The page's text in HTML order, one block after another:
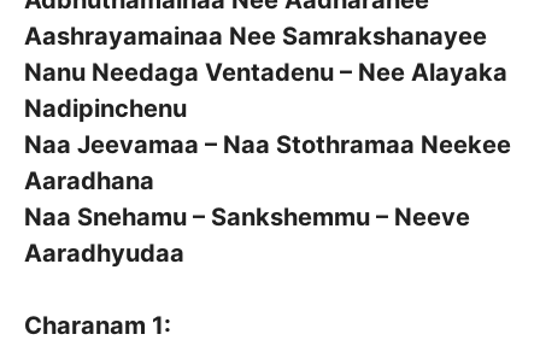
Aashrayamainaa Nee Samrakshanayee
Nanu Needaga Ventadenu – Nee Alayaka
Nadipinchenu
Naa Jeevamaa – Naa Stothramaa Neekee
Aaradhana
Naa Snehamu – Sankshemmu – Neeve
Aaradhyudaa
Charanam 1: